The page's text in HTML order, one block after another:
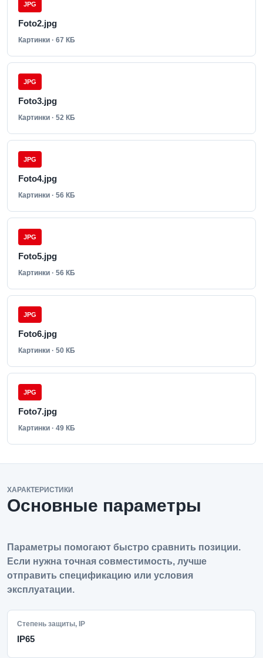
JPG
Foto2.jpg
Картинки · 67 КБ
JPG
Foto3.jpg
Картинки · 52 КБ
JPG
Foto4.jpg
Картинки · 56 КБ
JPG
Foto5.jpg
Картинки · 56 КБ
JPG
Foto6.jpg
Картинки · 50 КБ
JPG
Foto7.jpg
Картинки · 49 КБ
ХАРАКТЕРИСТИКИ
Основные параметры
Параметры помогают быстро сравнить позиции.
Если нужна точная совместимость, лучше
отправить спецификацию или условия
эксплуатации.
Степень защиты, IP
IP65